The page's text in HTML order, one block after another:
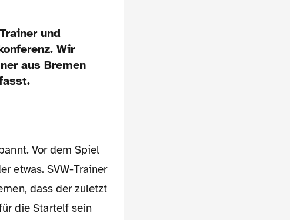
und
Wir
aus Bremen
Vor dem Spiel
etwas. SVW-Trainer
dass der zuletzt
die Startelf sein